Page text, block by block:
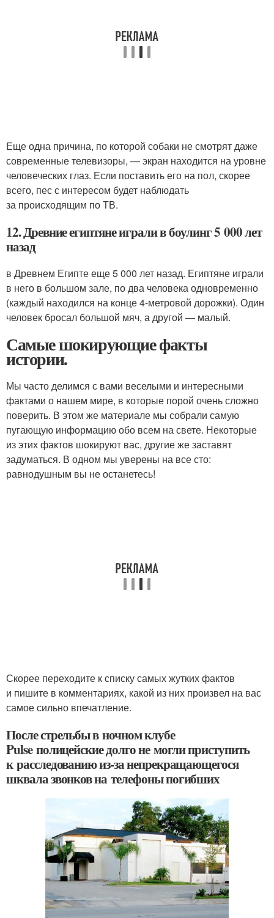
Еще одна причина, по которой собаки не смотрят даже
современные телевизоры, — экран находится на уровне
человеческих глаз. Если поставить его на пол, скорее
всего, пес с интересом будет наблюдать
за происходящим по ТВ.
12. Древние египтяне играли в боулинг 5 000 лет
назад
в Древнем Египте еще 5 000 лет назад. Египтяне играли
в него в большом зале, по два человека одновременно
(каждый находился на конце 4-метровой дорожки). Один
человек бросал большой мяч, а другой — малый.
Самые шокирующие факты
истории.
Мы часто делимся с вами веселыми и интересными
фактами о нашем мире, в которые порой очень сложно
поверить. В этом же материале мы собрали самую
пугающую информацию обо всем на свете. Некоторые
из этих фактов шокируют вас, другие же заставят
задуматься. В одном мы уверены на все сто:
равнодушным вы не останетесь!
Скорее переходите к списку самых жутких фактов
и пишите в комментариях, какой из них произвел на вас
самое сильно впечатление.
После стрельбы в ночном клубе
Pulse полицейские долго не могли приступить
к расследованию из-за непрекращающегося
шквала звонков на телефоны погибших